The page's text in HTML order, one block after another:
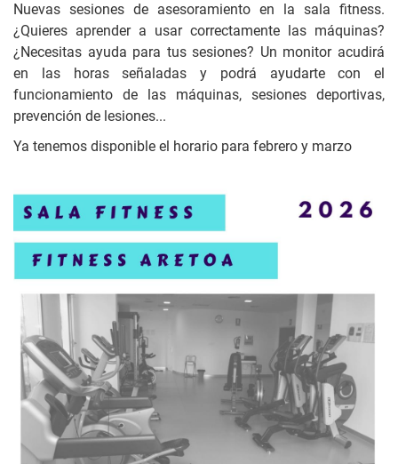
Nuevas sesiones de asesoramiento en la sala fitness.
¿Quieres aprender a usar correctamente las máquinas?
¿Necesitas ayuda para tus sesiones? Un monitor acudirá
en las horas señaladas y podrá ayudarte con el
funcionamiento de las máquinas, sesiones deportivas,
prevención de lesiones...
Ya tenemos disponible el horario para febrero y marzo